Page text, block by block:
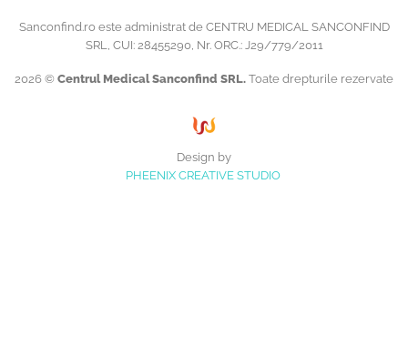
Sanconfind.ro este administrat de CENTRU MEDICAL SANCONFIND
SRL, CUI: 28455290, Nr. ORC.: J29/779/2011
2026 © Centrul Medical Sanconfind SRL. Toate drepturile rezervate
Design by
PHEENIX CREATIVE STUDIO